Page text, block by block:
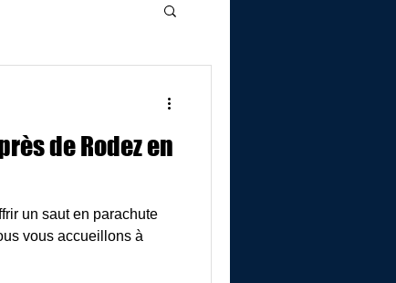
de Rodez en
un saut en parachute
vous accueillons à